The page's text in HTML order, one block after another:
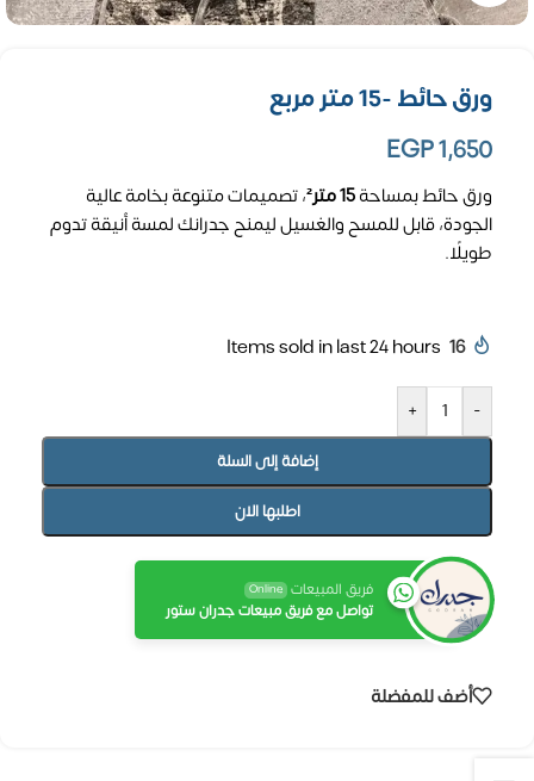
ورق حائط -15 متر مربع
EGP1,650
ورق حائط بمساحة15 متر²
، تصميمات متنوعة بخامة عالية
الجودة، قابل للمسح والغسيل ليمنح جدرانك لمسة أنيقة تدوم
طويلًا.
16
Items sold in last 24 hours
-
+
إضافة إلى السلة
اطلبها الان
فريق المبيعات Online
تواصل مع فريق مبيعات جدران ستور
أضف للمفضلة